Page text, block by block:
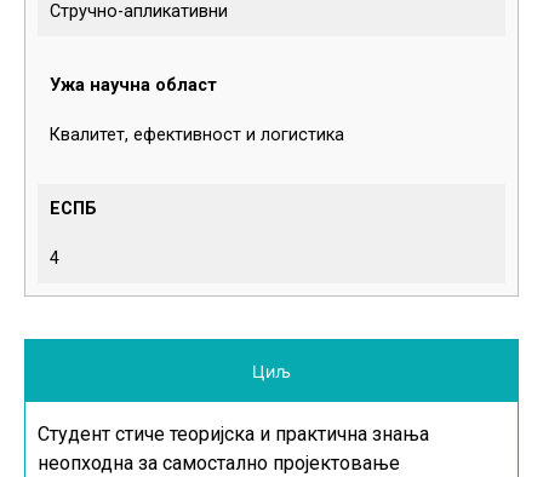
Стручно-апликативни
Ужа научна област
Квалитет, ефективност и логистика
ЕСПБ
4
Циљ
Студент стиче теоријска и практична знања
неопходна за самостално пројектовање